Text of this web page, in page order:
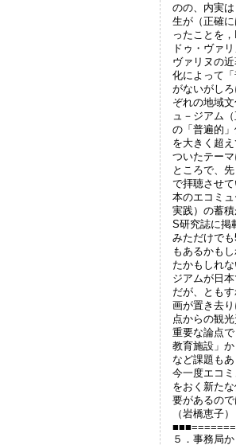
のの、内実
生が（正確
ったことを
ドゥ・ヴァ
ヴァリヌの
化によって
がないがし
ぞれの地域
ュ－ジアム
の「普遍的
を大きく超
ついたテーマ
ところで、
で拝聴させ
本のエコミ
実践）の蓄
S研究誌に掲
みただけで
もあるかも
たかもしれ
ジアムが日
だが、とも
画が置き去
点からの観
重要な論点
教育施設」
など課題も
今一度エコ
をおく新た
要があるので
（岩橋恵子）
５．事務局